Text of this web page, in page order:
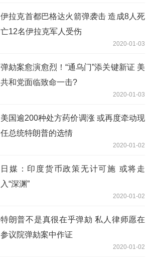
伊拉克首都巴格达火箭弹袭击 造成8人死
亡12名伊拉克军人受伤
2020-01-03
弹劾案愈演愈烈！“通乌门”添关键新证 美
共和党面临致命一击?
2020-01-03
美国逾200种处方药价调涨 或再度牵动现
任总统特朗普的选情
2020-01-02
日媒：印度货币政策无计可施 或将走
入“深渊”
2020-01-02
特朗普不是真很在乎弹劾 私人律师愿在
参议院弹劾案中作证
2020-01-02